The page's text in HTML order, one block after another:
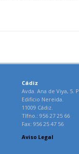
Cádiz
Avda. Ana de Viya, 5.
Edificio Nereida.
11009 Cádiz.
Tlfno.: 956 27 25 66
Fax: 956 25 47 56
Aviso Legal